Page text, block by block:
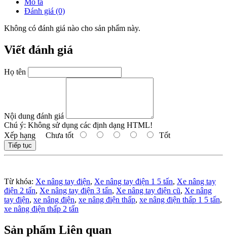
Đánh giá (0)
Không có đánh giá nào cho sản phẩm này.
Viết đánh giá
Họ tên
Nội dung đánh giá
Chú ý: Không sử dụng các định dạng HTML!
Xếp hạng Chưa tốt Tốt
Tiếp tục
Từ khóa: Xe nâng tay điện, Xe nâng tay điện 1 5 tấn, Xe nâng tay
điện 2 tấn, Xe nâng tay điện 3 tấn, Xe nâng tay điện cũ, Xe nâng
tay điện, xe nâng điện, xe nâng điện thấp, xe nâng điện thấp 1 5 tấn,
xe nâng điện thấp 2 tấn
Sản phẩm Liên quan